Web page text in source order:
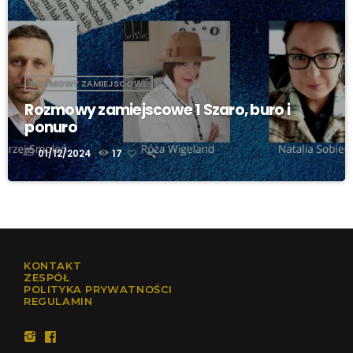
ROZMOWY ZAMIEJSCOWE
Rozmowy zamiejscowe 1 Szaro, buro i
ponuro
today 01/12/2024 17
KONTAKT
ZESPÓŁ
POLITYKA PRYWATNOŚCI
REGULAMIN